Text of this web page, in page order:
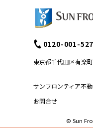
サンフロンティア不
お問合せ
0120-001-527
東京都千代田区有楽
© Sun